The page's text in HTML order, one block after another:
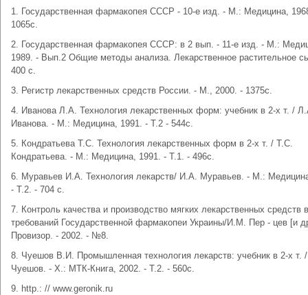
1. Государственная фармакопея СССР - 10-е изд. - М.: Медицина,
1065с.
2. Государственная фармакопея СССР: в 2 вып. - 11-е изд. - М.:
1989. - Вып.2 Общие методы анализа. Лекарственное растительное
400 с.
3. Регистр лекарственных средств России. - М., 2000. - 1375с.
4. Иванова Л.А. Технология лекарственных форм: учебник в 2-х т. /
Иванова. - М.: Медицина, 1991. - Т.2 - 544с.
5. Кондратьева Т.С. Технология лекарственных форм в 2-х т. / Т.С.
Кондратьева. - М.: Медицина, 1991. - Т.1. - 496с.
6. Муравьев И.А. Технология лекарств/ И.А. Муравьев. - М.:
- Т.2. - 704 с.
7. Контроль качества и производство мягких лекарственных средств
требований Государственной фармакопеи Украины/И.М. Пер - цев [и
Провизор. - 2002. - №8.
8. Чуешов В.И. Промышленная технология лекарств: учебник в 2-х т.
Чуешов. - Х.: МТК-Книга, 2002. - Т.2. - 560с.
9. http.: // www.geronik.ru